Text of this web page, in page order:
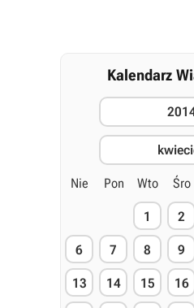
Kalendarz
Nie Pon Wto Śro
1 2
6 7 8 9
13 14 15 16